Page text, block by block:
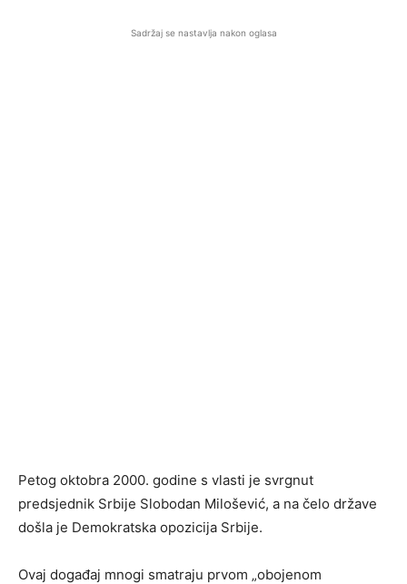
Sadržaj se nastavlja nakon oglasa
Petog oktobra 2000. godine s vlasti je svrgnut
predsjednik Srbije Slobodan Milošević, a na čelo države
došla je Demokratska opozicija Srbije.
Ovaj događaj mnogi smatraju prvom „obojenom